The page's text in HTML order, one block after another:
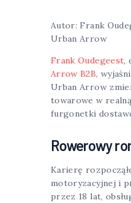
Autor: Frank
Urban Arrow
Frank Oudegeest,
Arrow B2B,
Urban Arrow
towarowe w
furgonetki
Rowerowy
Karierę
motoryzacyjnej i
przez 18 lat,